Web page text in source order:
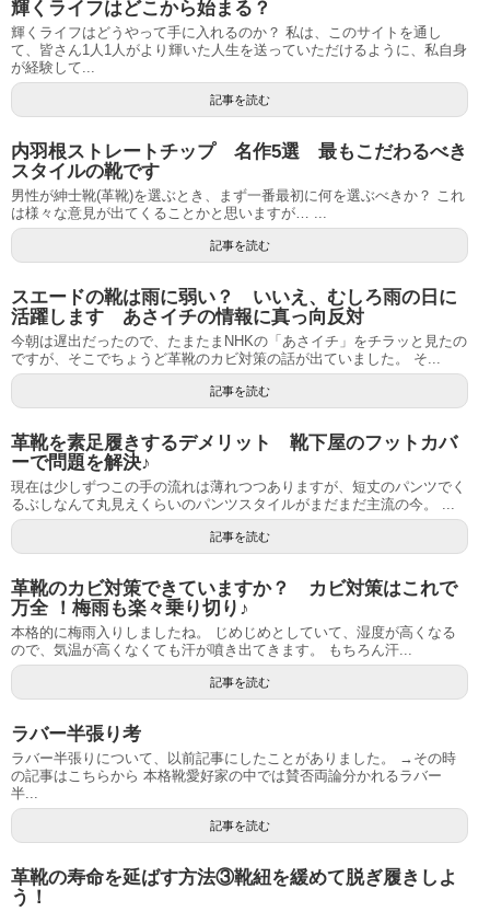
輝くライフはどこから始まる？
輝くライフはどうやって手に入れるのか？ 私は、このサイトを通し
て、皆さん1人1人がより輝いた人生を送っていただけるように、私自身
が経験して...
記事を読む
内羽根ストレートチップ 名作5選 最もこだわるべき
スタイルの靴です
男性が紳士靴(革靴)を選ぶとき、まず一番最初に何を選ぶべきか？ これ
は様々な意見が出てくることかと思いますが… ...
記事を読む
スエードの靴は雨に弱い？ いいえ、むしろ雨の日に
活躍します あさイチの情報に真っ向反対
今朝は遅出だったので、たまたまNHKの「あさイチ」をチラッと見たの
ですが、そこでちょうど革靴のカビ対策の話が出ていました。 そ...
記事を読む
革靴を素足履きするデメリット 靴下屋のフットカバ
ーで問題を解決♪
現在は少しずつこの手の流れは薄れつつありますが、短丈のパンツでく
るぶしなんて丸見えくらいのパンツスタイルがまだまだ主流の今。 ...
記事を読む
革靴のカビ対策できていますか？ カビ対策はこれで
万全 ！梅雨も楽々乗り切り♪
本格的に梅雨入りしましたね。 じめじめとしていて、湿度が高くなる
ので、気温が高くなくても汗が噴き出てきます。 もちろん汗...
記事を読む
ラバー半張り考
ラバー半張りについて、以前記事にしたことがありました。 →その時
の記事はこちらから 本格靴愛好家の中では賛否両論分かれるラバー
半...
記事を読む
革靴の寿命を延ばす方法③靴紐を緩めて脱ぎ履きしよ
う！